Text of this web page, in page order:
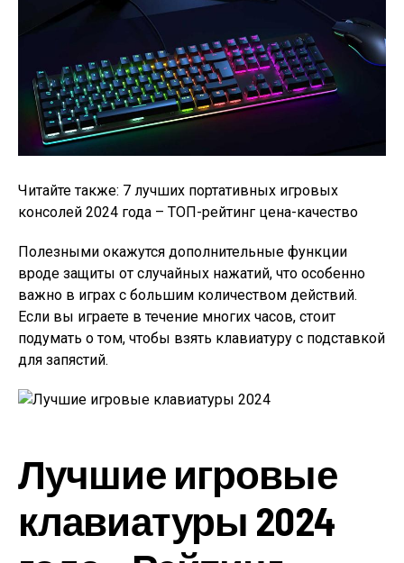
Читайте также: 7 лучших портативных игровых
консолей 2024 года – ТОП-рейтинг цена-качество
Полезными окажутся дополнительные функции
вроде защиты от случайных нажатий, что особенно
важно в играх с большим количеством действий.
Если вы играете в течение многих часов, стоит
подумать о том, чтобы взять клавиатуру с подставкой
для запястий.
Лучшие игровые
клавиатуры 2024